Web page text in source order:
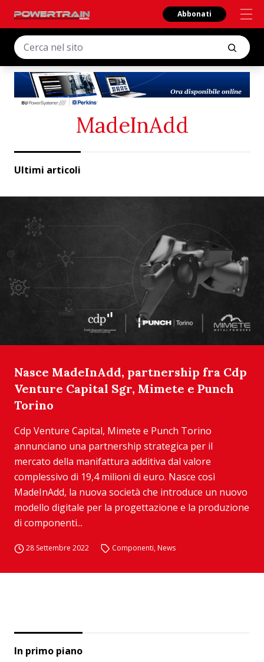
Abbonati
MadeInAdd
Ultimi articoli
Nasce MadeInAdd, partnership fra Cdp
Venture Capital Sgr, Mimete e Punch
Torino
Cdp Venture Capital, Mimete e Punch Torino
annunciano una partnership strategica per il
mercato della manifattura additiva dal valore
complessivo di 19,4 milioni di euro. Nasce così
MadeInAdd, la nuova società che introduce un nuovo
modello digitale per la progettazione e la produzione
di componenti...
28 Settembre 2022 Componenti, News
In primo piano